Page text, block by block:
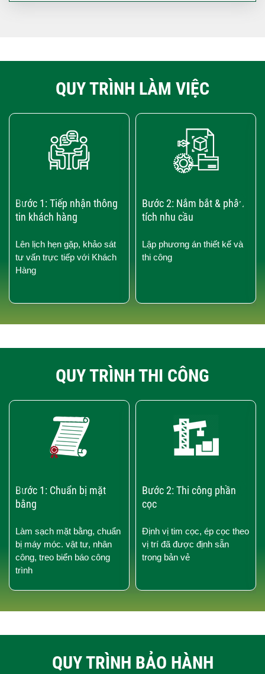
QUY TRÌNH LÀM VIỆC
Bước 1: Tiếp nhận thông
tin khách hàng
Lên lịch hẹn gặp, khảo sát
tư vấn trực tiếp với Khách
Hàng
Bước 2: Nắm bắt & phân
tích nhu cầu
Lập phương án thiết kế và
thi công
›
‹
QUY TRÌNH THI CÔNG
Bước 1: Chuẩn bị mặt
bằng
Làm sạch mặt bằng, chuẩn
bị máy móc. vật tư, nhân
công, treo biển báo công
trình
Bước 2: Thi công phần
cọc
Định vị tim cọc, ép cọc theo
vị trí đã được định sẵn
trong bản vẻ
›
‹
QUY TRÌNH BẢO HÀNH